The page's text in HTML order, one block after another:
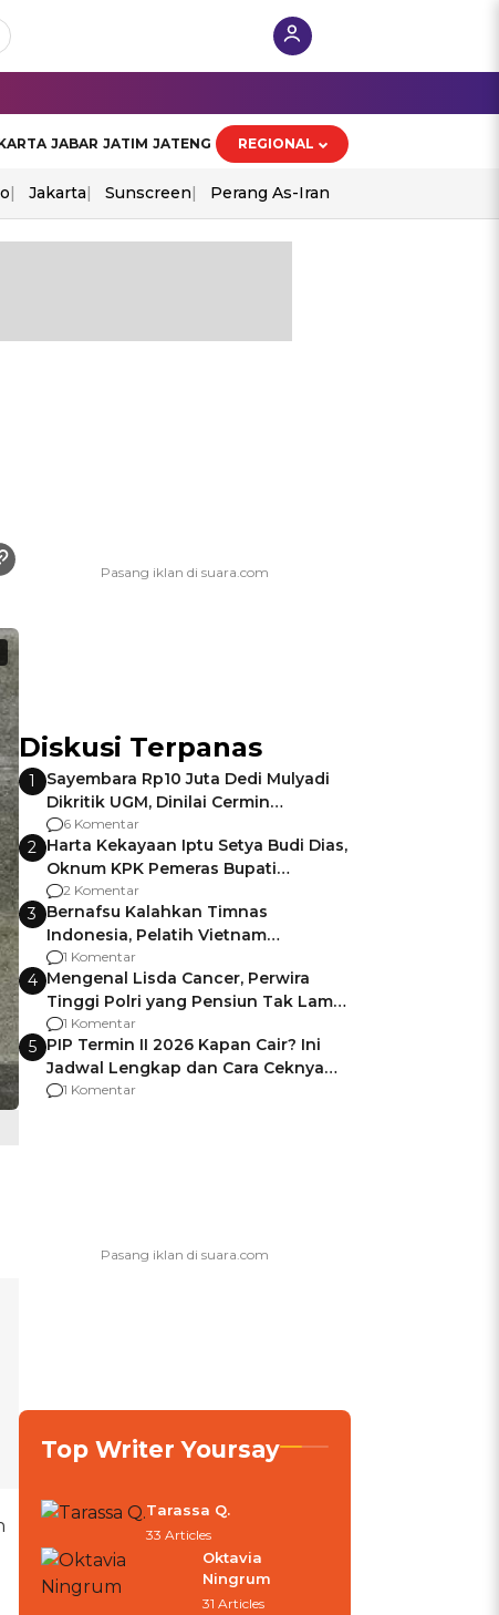
JABAR JATIM JATENG REGIONAL
Jakarta Sunscreen Perang As-Iran
Diskusi Terpanas
1
Sayembara Rp10 Juta Dedi Mulyadi
Dikritik UGM, Dinilai Cermin
Gagalnya Negara Jamin Keamanan
6 Komentar
2 Harta Kekayaan Iptu Setya Budi Dias,
Oknum KPK Pemeras Bupati
Pemalang
2 Komentar
3 Bernafsu Kalahkan Timnas
Indonesia, Pelatih Vietnam
Berencana Pakai Jimat di Pakansari
1 Komentar
4 Mengenal Lisda Cancer, Perwira
Tinggi Polri yang Pensiun Tak Lama
Usai Jadi Brigjen
1 Komentar
5 PIP Termin II 2026 Kapan Cair? Ini
Jadwal Lengkap dan Cara Ceknya
agar Dana Tidak Hangus!
1 Komentar
Top Writer Yoursay
Tarassa Q.
33 Articles
Oktavia
Ningrum
31 Articles